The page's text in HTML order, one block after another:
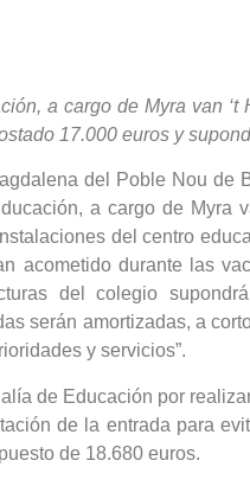
a cargo de Myra van
17.000 euros y
del Poble Nou de
a cargo de Myra
del centro
acometido durante las
del colegio
serán amortizadas, a
y servicios”.
de Educación por
de la entrada para
de 18.680 euros.